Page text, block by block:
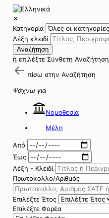
✕
Κατηγορία
Λέξη κλειδί
Αναζήτηση
ή επιλέξτε Σύνθετη Αναζήτηση
πίσω στην Αναζήτηση
Ψάχνω για
Νομοθεσία
Μέλη
Από
Έως
Λέξη - Κλειδί
Πρωτοκολλο/Αριθμός
Επιλέξτε Έτος
Επιλέξτε Φορέα